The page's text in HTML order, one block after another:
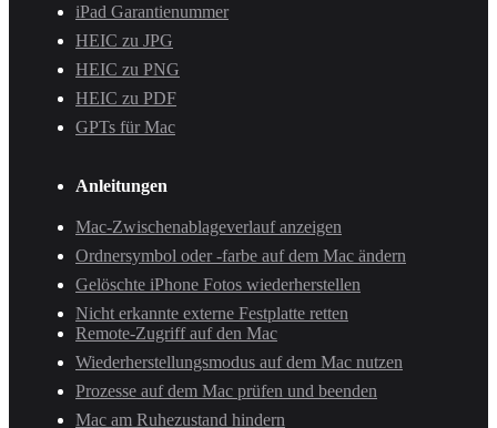
iPad Garantienummer
HEIC zu JPG
HEIC zu PNG
HEIC zu PDF
GPTs für Mac
Anleitungen
Mac-Zwischenablageverlauf anzeigen
Ordnersymbol oder -farbe auf dem Mac ändern
Gelöschte iPhone Fotos wiederherstellen
Nicht erkannte externe Festplatte retten
Remote-Zugriff auf den Mac
Wiederherstellungsmodus auf dem Mac nutzen
Prozesse auf dem Mac prüfen und beenden
Mac am Ruhezustand hindern